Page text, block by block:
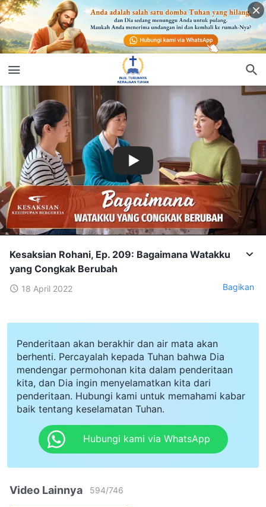
Kesaksian Rohani, Ep. 209: Bagaimana Watakku
yang Congkak Berubah
18 April 2022 Bagikan
Penderitaan akan berakhir dan air mata akan
berhenti. Percayalah kepada Tuhan bahwa Dia
mendengar permohonan kita dalam penderitaan
kita, dan Dia ingin menyelamatkan kita dari
penderitaan. Hubungi kami untuk memahami kabar
baik tentang keselamatan Tuhan.
Hubungi kami via WhatsApp
Video Lainnya 594/746